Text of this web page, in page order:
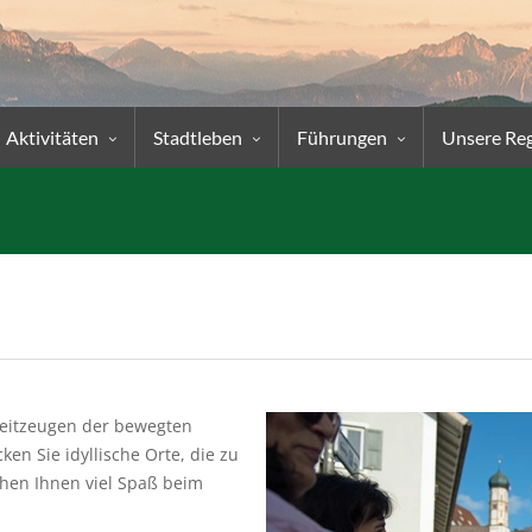
Aktivitäten Stadtleben Führungen Unsere
der bewegten
Sie idyllische Orte, die zu
Ihnen viel Spaß beim